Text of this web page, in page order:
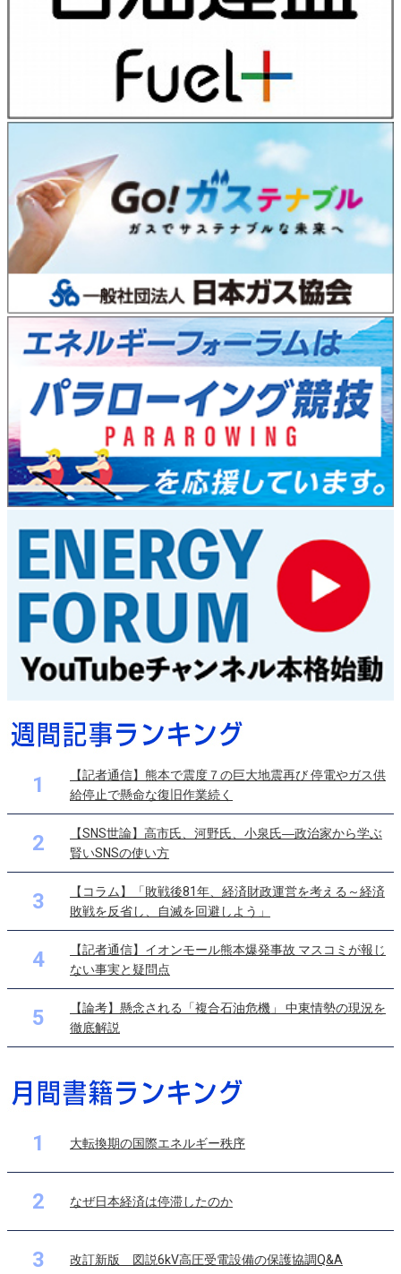
1
【記者通信】熊本で震度７の巨大地震再び 停電やガス供
給停止で懸命な復旧作業続く
2
【SNS世論】高市氏、河野氏、小泉氏―政治家から学ぶ
賢いSNSの使い方
3
【コラム】「敗戦後81年、経済財政運営を考える～経済
敗戦を反省し、自滅を回避しよう」
4
【記者通信】イオンモール熊本爆発事故 マスコミが報じ
ない事実と疑問点
5
【論考】懸念される「複合石油危機」 中東情勢の現況を
徹底解説
1 大転換期の国際エネルギー秩序
2 なぜ日本経済は停滞したのか
3 改訂新版 図説6kV高圧受電設備の保護協調Q&A